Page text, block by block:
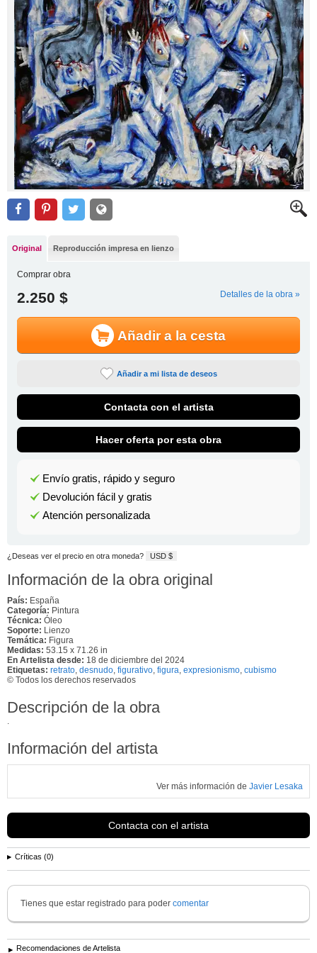
Original Reproducción impresa en lienzo
Comprar obra
2.250 $ Detalles de la obra »
Añadir a la cesta
Añadir a mi lista de deseos
Contacta con el artista
Hacer oferta por esta obra
Envío gratis, rápido y seguro
Devolución fácil y gratis
Atención personalizada
¿Deseas ver el precio en otra moneda? USD $
Información de la obra original
País: España
Categoría: Pintura
Técnica: Óleo
Soporte: Lienzo
Temática: Figura
Medidas: 53.15 x 71.26 in
En Artelista desde: 18 de diciembre del 2024
Etiquetas: retrato, desnudo, figurativo, figura, expresionismo, cubismo
© Todos los derechos reservados
Descripción de la obra
.
Información del artista
Ver más información de Javier Lesaka
Contacta con el artista
Críticas (0)
Tienes que estar registrado para poder comentar
Recomendaciones de Artelista